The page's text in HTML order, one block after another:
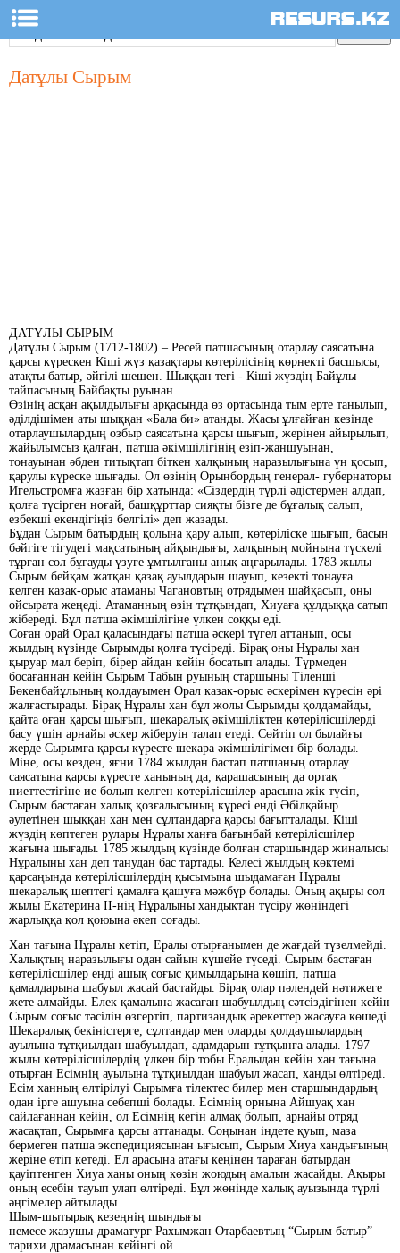
Датұлы Сырым
ДАТҰЛЫ СЫРЫМ
Датұлы Сырым (1712-1802) – Ресей патшасының отарлау саясатына
қарсы күрескен Кіші жүз қазақтары көтерілісінің көрнекті басшысы,
атақты батыр, әйгілі шешен. Шыққан тегі - Кіші жүздің Байұлы
тайпасының Байбақты руынан.
Өзінің асқан ақылдылығы арқасында өз ортасында тым ерте танылып,
әділдішімен аты шыққан «Бала би» атанды. Жасы ұлғайған кезінде
отарлаушылардың озбыр саясатына қарсы шығып, жерінен айырылып,
жайылымсыз қалған, патша әкімшілігінің езіп-жаншуынан,
тонауынан әбден титықтап біткен халқының наразылығына үн қосып,
қарулы күреске шығады. Ол өзінің Орынбордың генерал- губернаторы
Игельстромға жазған бір хатында: «Сіздердің түрлі әдістермен алдап,
қолға түсірген ноғай, башқұрттар сияқты бізге де бұғалық салып,
езбекші екендігіңіз белгілі» деп жазады.
Бұдан Сырым батырдың қолына қару алып, көтеріліске шығып, басын
бәйгіге тігудегі мақсатының айқындығы, халқының мойнына түскелі
тұрған сол бұғауды үзуге ұмтылғаны анық аңғарылады. 1783 жылы
Сырым бейқам жатқан қазақ ауылдарын шауып, кезекті тонауға
келген казак-орыс атаманы Чагановтың отрядымен шайқасып, оны
ойсырата жеңеді. Атаманның өзін тұтқындап, Хиуаға құлдыққа сатып
жібереді. Бұл патша әкімшілігіне үлкен соққы еді.
Соған орай Орал қаласындағы патша әскері түгел аттанып, осы
жылдың күзінде Cырымды қолға түсіреді. Бірақ оны Нұралы хан
қыруар мал беріп, бірер айдан кейін босатып алады. Түрмеден
босағаннан кейін Сырым Табын руының старшыны Тіленші
Бөкенбайұлының қолдауымен Oрал казак-орыс әскерімен күресін әрі
жалғастырады. Бірақ Нұралы хан бұл жолы Сырымды қолдамайды,
қайта оған қарсы шығып, шекаралық әкімшіліктен көтерілісшілерді
басу үшін арнайы әскер жіберуін талап етеді. Сөйтіп ол былайғы
жерде Сырымға қарсы күресте шекара әкімшілігімен бір болады.
Міне, осы кезден, яғни 1784 жылдан бастап патшаның отарлау
саясатына қарсы күресте ханының да, қарашасының да ортақ
ниеттестігіне ие болып келген көтерілісшілер арасына жік түсіп,
Сырым бастаған халық қозғалысының күресі енді Әбілқайыр
әулетінен шыққан хан мен сұлтандарға қарсы бағытталады. Кіші
жүздің көптеген рулары Нұралы ханға бағынбай көтерілісшілер
жағына шығады. 1785 жылдың күзінде болған старшындар жиналысы
Нұралыны хан деп танудан бас тартады. Келесі жылдың көктемі
қарсаңында көтерілісшілердің қысымына шыдамаған Нұралы
шекаралық шептегі қамалға қашуға мәжбүр болады. Оның ақыры сол
жылы Екатерина ІІ-нің Нұралыны хандықтан түсіру жөніндегі
жарлыққа қол қоюына әкеп соғады.
Хан тағына Нұралы кетіп, Ералы отырғанымен де жағдай түзелмейді.
Халықтың наразылығы одан сайын күшейе түседі. Сырым бастаған
көтерілісшілер енді ашық соғыс қимылдарына көшіп, патша
қамалдарына шабуыл жасай бастайды. Бірақ олар пәлендей нәтижеге
жете алмайды. Елек қамалына жасаған шабуылдың сәтсіздігінен кейін
Сырым соғыс тәсілін өзгертіп, партизандық әрекеттер жасауға көшеді.
Шекаралық бекіністерге, сұлтандар мен оларды қолдаушылардың
ауылына тұтқиылдан шабуылдап, адамдарын тұтқынға алады. 1797
жылы көтерілісшілердің үлкен бір тобы Ералыдан кейін хан тағына
отырған Есімнің ауылына тұтқиылдан шабуыл жасап, ханды өлтіреді.
Есім ханның өлтірілуі Сырымға тілектес билер мен старшындардың
одан ірге ашуына себепші болады. Есімнің орнына Айшуақ хан
сайлағаннан кейін, ол Eсімнің кегін алмақ болып, арнайы отряд
жасақтап, Сырымға қарсы аттанады. Соңынан індете қуып, маза
бермеген патша экспедициясынан ығысып, Сырым Хиуа хандығының
жеріне өтіп кетеді. Ел арасына атағы кеңінен тараған батырдан
қауіптенген Хиуа ханы оның көзін жоюдың амалын жасайды. Ақыры
оның есебін тауып улап өлтіреді. Бұл жөнінде халық ауызында түрлі
әңгімелер айтылады.
Шым-шытырық кезеңнің шындығы
немесе жазушы-драматург Рахымжан Отарбаевтың “Сырым батыр”
тарихи драмасынан кейінгі ой